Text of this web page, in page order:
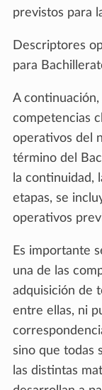
previstos para
Descriptores
para
A
competencias
operativos del
término del
la continuidad,
etapas, se
operativos
Es importante
una de las
adquisición de
entre ellas, ni
sino que todas
las distintas